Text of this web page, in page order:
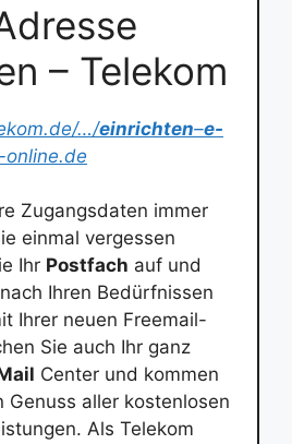
– Telekom
…/einrichten–e-
Zugangsdaten immer
einmal vergessen
Ihr Postfach auf und
Ihren Bedürfnissen
Ihrer neuen Freemail-
Sie auch Ihr ganz
Center und kommen
Genuss aller kostenlosen
Als Telekom